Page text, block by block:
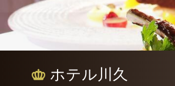
ホテル川久